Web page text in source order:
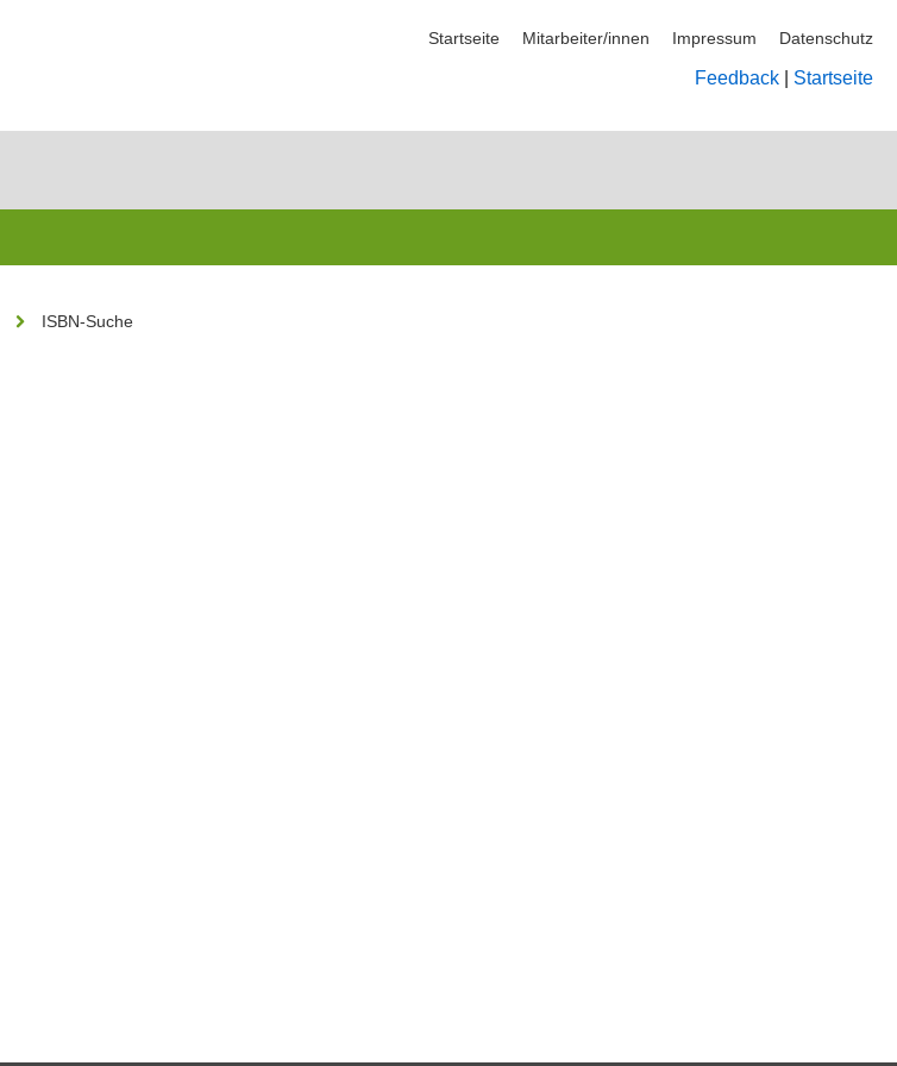
Startseite Mitarbeiter/innen Impressum Datenschutz
Feedback Startseite
ISBN-Suche